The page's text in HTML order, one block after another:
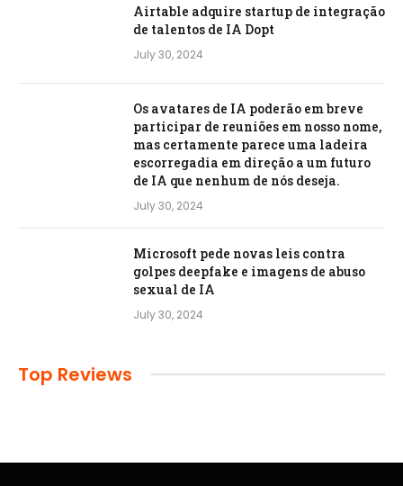
Airtable adquire startup de integração
de talentos de IA Dopt
July 30, 2024
Os avatares de IA poderão em breve
participar de reuniões em nosso nome,
mas certamente parece uma ladeira
escorregadia em direção a um futuro
de IA que nenhum de nós deseja.
July 30, 2024
Microsoft pede novas leis contra
golpes deepfake e imagens de abuso
sexual de IA
July 30, 2024
Top Reviews